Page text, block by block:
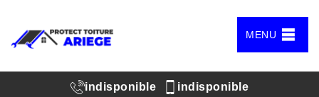
MENU
indisponible indisponible